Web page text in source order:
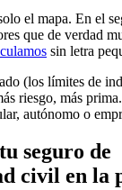
el mapa. En el
que de verdad
sin letra
(los límites de
riesgo, más prima.
autónomo o
seguro de
civil en la